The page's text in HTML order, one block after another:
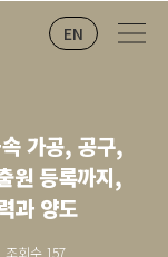
EN
가공, 공구,
원 등록까지,
과 양도
조회수 157